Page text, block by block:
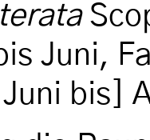
Juni,
Juni bis]